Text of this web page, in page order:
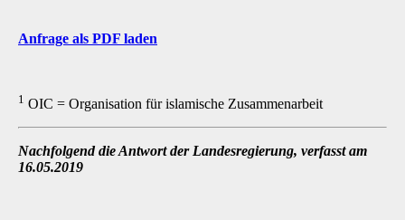
Anfrage als PDF laden
1 OIC = Organisation für islamische Zusammenarbeit
Nachfolgend die Antwort der Landesregierung, verfasst am
16.05.2019